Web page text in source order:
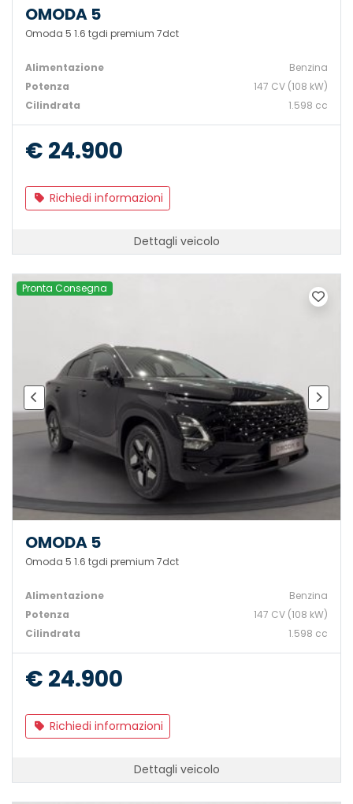
OMODA 5
Omoda 5 1.6 tgdi premium 7dct
Alimentazione
Benzina
Potenza
147 CV (108 kW)
Cilindrata
1.598 cc
€ 24.900
Richiedi informazioni
Dettagli veicolo
Pronta Consegna
OMODA 5
Omoda 5 1.6 tgdi premium 7dct
Alimentazione
Benzina
Potenza
147 CV (108 kW)
Cilindrata
1.598 cc
€ 24.900
Richiedi informazioni
Dettagli veicolo